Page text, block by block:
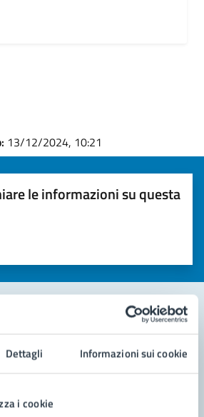
Dettagli Informazioni sui cookie
i cookie
13/12/2024, 10:21
le informazioni su questa
informazioni (da 1 a 5 stelle)
di stelle per valutare la chiarezza delle
5 stelle su 5
stelle su 5
su 5
5
frequenti